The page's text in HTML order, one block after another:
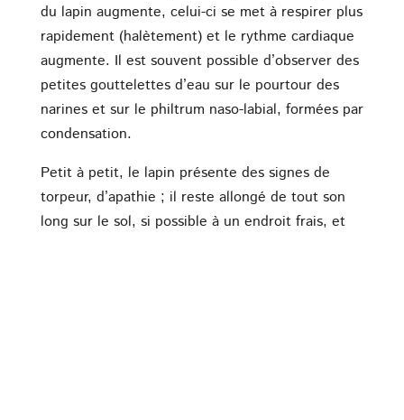
du lapin augmente, celui-ci se met à respirer plus
rapidement (halètement) et le rythme cardiaque
augmente. Il est souvent possible d’observer des
petites gouttelettes d’eau sur le pourtour des
narines et sur le philtrum naso-labial, formées par
condensation.
Petit à petit, le lapin présente des signes de
torpeur, d’apathie ; il reste allongé de tout son
long sur le sol, si possible à un endroit frais, et